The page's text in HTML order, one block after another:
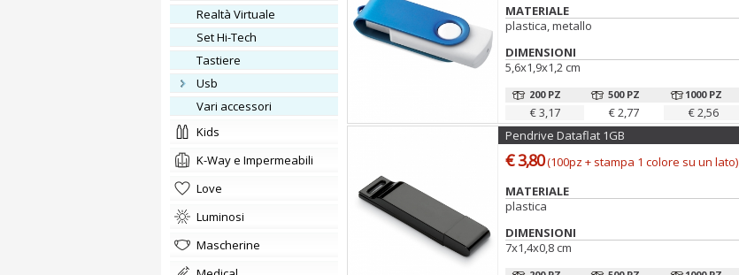
Realtà Virtuale
set Hi-Tech
tastiere
Usb
vari accessori
kids
K-Way e Impermeabili
love
Luminosi
Mascherine
MATERIALE
plastica, metallo
DIMENSIONI
5,6x1,9x1,2 cm
200 PZ
€ 3,17
500 PZ
€ 2,77
1000 PZ
€ 2,56
Pendrive Dataflat 1GB
€ 3,80(100pz + stampa 1 colore su un lato)
MATERIALE
plastica
DIMENSIONI
7x1,4x0,8 cm